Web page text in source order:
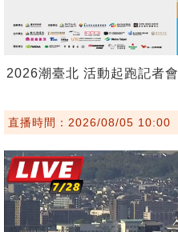
2026潮臺北 活動起跑記者會
直播時間：2026/08/05 10:00